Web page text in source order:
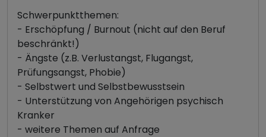
Schwerpunktthemen:
- Erschöpfung / Burnout (nicht auf den Beruf
beschränkt!)
- Ängste (z.B. Verlustangst, Flugangst,
Prüfungsangst, Phobie)
- Selbstwert und Selbstbewusstsein
- Unterstützung von Angehörigen psychisch
Kranker
- weitere Themen auf Anfrage